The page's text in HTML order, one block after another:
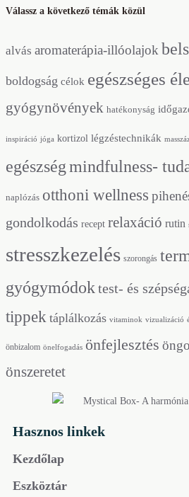
Válassz a következő témák közül
alvás aromaterápia-illóolajok
boldogság célok egészséges
gyógynövények hatékonyság
inspiráció jóga kortizol légzéstechnikák
egészségmindfulness-
naplózás otthoni wellness
gondolkodás recept relaxáció rutin
stresszkezelés szorongás
gyógymódoktest- és
tippek táplálkozás vitaminok vizualizáció
önbizalom önelfogadás önfejlesztés
önszeretet
Hasznos linkek
Kezdőlap
Eszköztár